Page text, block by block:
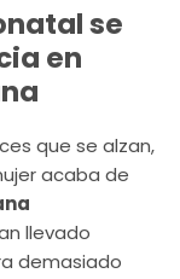
se
en
que se alzan,
acaba de
llevado
demasiado